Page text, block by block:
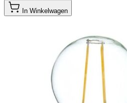
In Winkelwagen